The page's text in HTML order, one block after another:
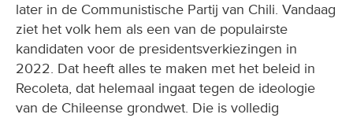
later in de Communistische Partij van Chili. Vandaag
ziet het volk hem als een van de populairste
kandidaten voor de presidentsverkiezingen in
2022. Dat heeft alles te maken met het beleid in
Recoleta, dat helemaal ingaat tegen de ideologie
van de Chileense grondwet. Die is volledig